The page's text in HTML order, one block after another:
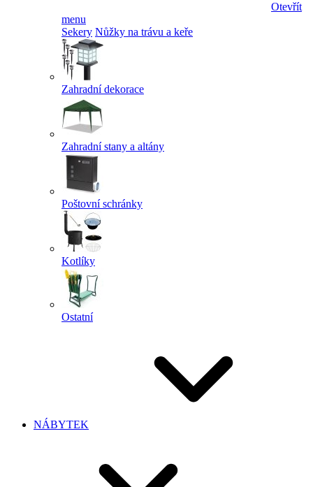
Otevřít
menu
Sekery Nůžky na trávu a keře
Zahradní dekorace
Zahradní stany a altány
Poštovní schránky
Kotlíky
Ostatní
NÁBYTEK